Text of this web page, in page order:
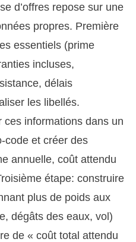
d’offres repose sur une
propres. Première
essentiels (prime
incluses,
délais
les libellés.
ces informations dans un
code et créer des
annuelle, coût attendu
étape: construire
plus de poids aux
dégâts des eaux, vol)
de « coût total attendu